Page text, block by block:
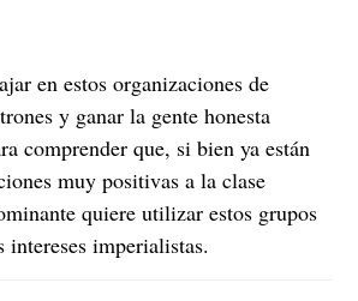
en estos organizaciones de
y ganar la gente honesta
comprender que, si bien ya están
muy positivas a la clase
quiere utilizar estos grupos
intereses imperialistas.